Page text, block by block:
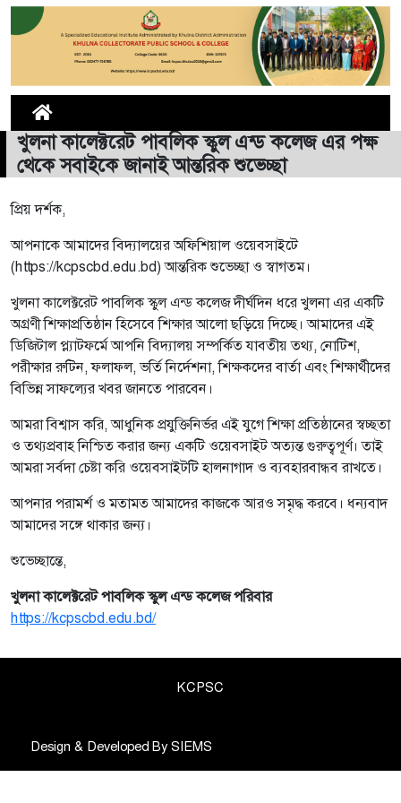
খুলনা কালেক্টরেট পাবলিক স্কুল এন্ড কলেজ এর পক্ষ
থেকে সবাইকে জানাই আন্তরিক শুভেচ্ছা
প্রিয় দর্শক,
আপনাকে আমাদের বিদ্যালয়ের অফিশিয়াল ওয়েবসাইটে
(https://kcpscbd.edu.bd) আন্তরিক শুভেচ্ছা ও স্বাগতম।
খুলনা কালেক্টরেট পাবলিক স্কুল এন্ড কলেজ দীর্ঘদিন ধরে খুলনা এর একটি
অগ্রণী শিক্ষাপ্রতিষ্ঠান হিসেবে শিক্ষার আলো ছড়িয়ে দিচ্ছে। আমাদের এই
ডিজিটাল প্ল্যাটফর্মে আপনি বিদ্যালয় সম্পর্কিত যাবতীয় তথ্য, নোটিশ,
পরীক্ষার রুটিন, ফলাফল, ভর্তি নির্দেশনা, শিক্ষকদের বার্তা এবং শিক্ষার্থীদের
বিভিন্ন সাফল্যের খবর জানতে পারবেন।
আমরা বিশ্বাস করি, আধুনিক প্রযুক্তিনির্ভর এই যুগে শিক্ষা প্রতিষ্ঠানের স্বচ্ছতা
ও তথ্যপ্রবাহ নিশ্চিত করার জন্য একটি ওয়েবসাইট অত্যন্ত গুরুত্বপূর্ণ। তাই
আমরা সর্বদা চেষ্টা করি ওয়েবসাইটটি হালনাগাদ ও ব্যবহারবান্ধব রাখতে।
আপনার পরামর্শ ও মতামত আমাদের কাজকে আরও সমৃদ্ধ করবে। ধন্যবাদ
আমাদের সঙ্গে থাকার জন্য।
শুভেচ্ছান্তে,
খুলনা কালেক্টরেট পাবলিক স্কুল এন্ড কলেজ পরিবার
https://kcpscbd.edu.bd/
KCPSC
Design & Developed By SIEMS